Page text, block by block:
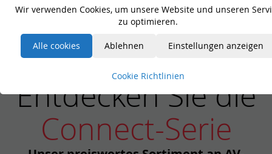
Entdecken Sie die
Connect-Serie
Wir verwenden Cookies, um unsere Website und unseren
zu optimieren.
Alle cookies Ablehnen Einstellungen anzeigen
Cookie Richtlinien